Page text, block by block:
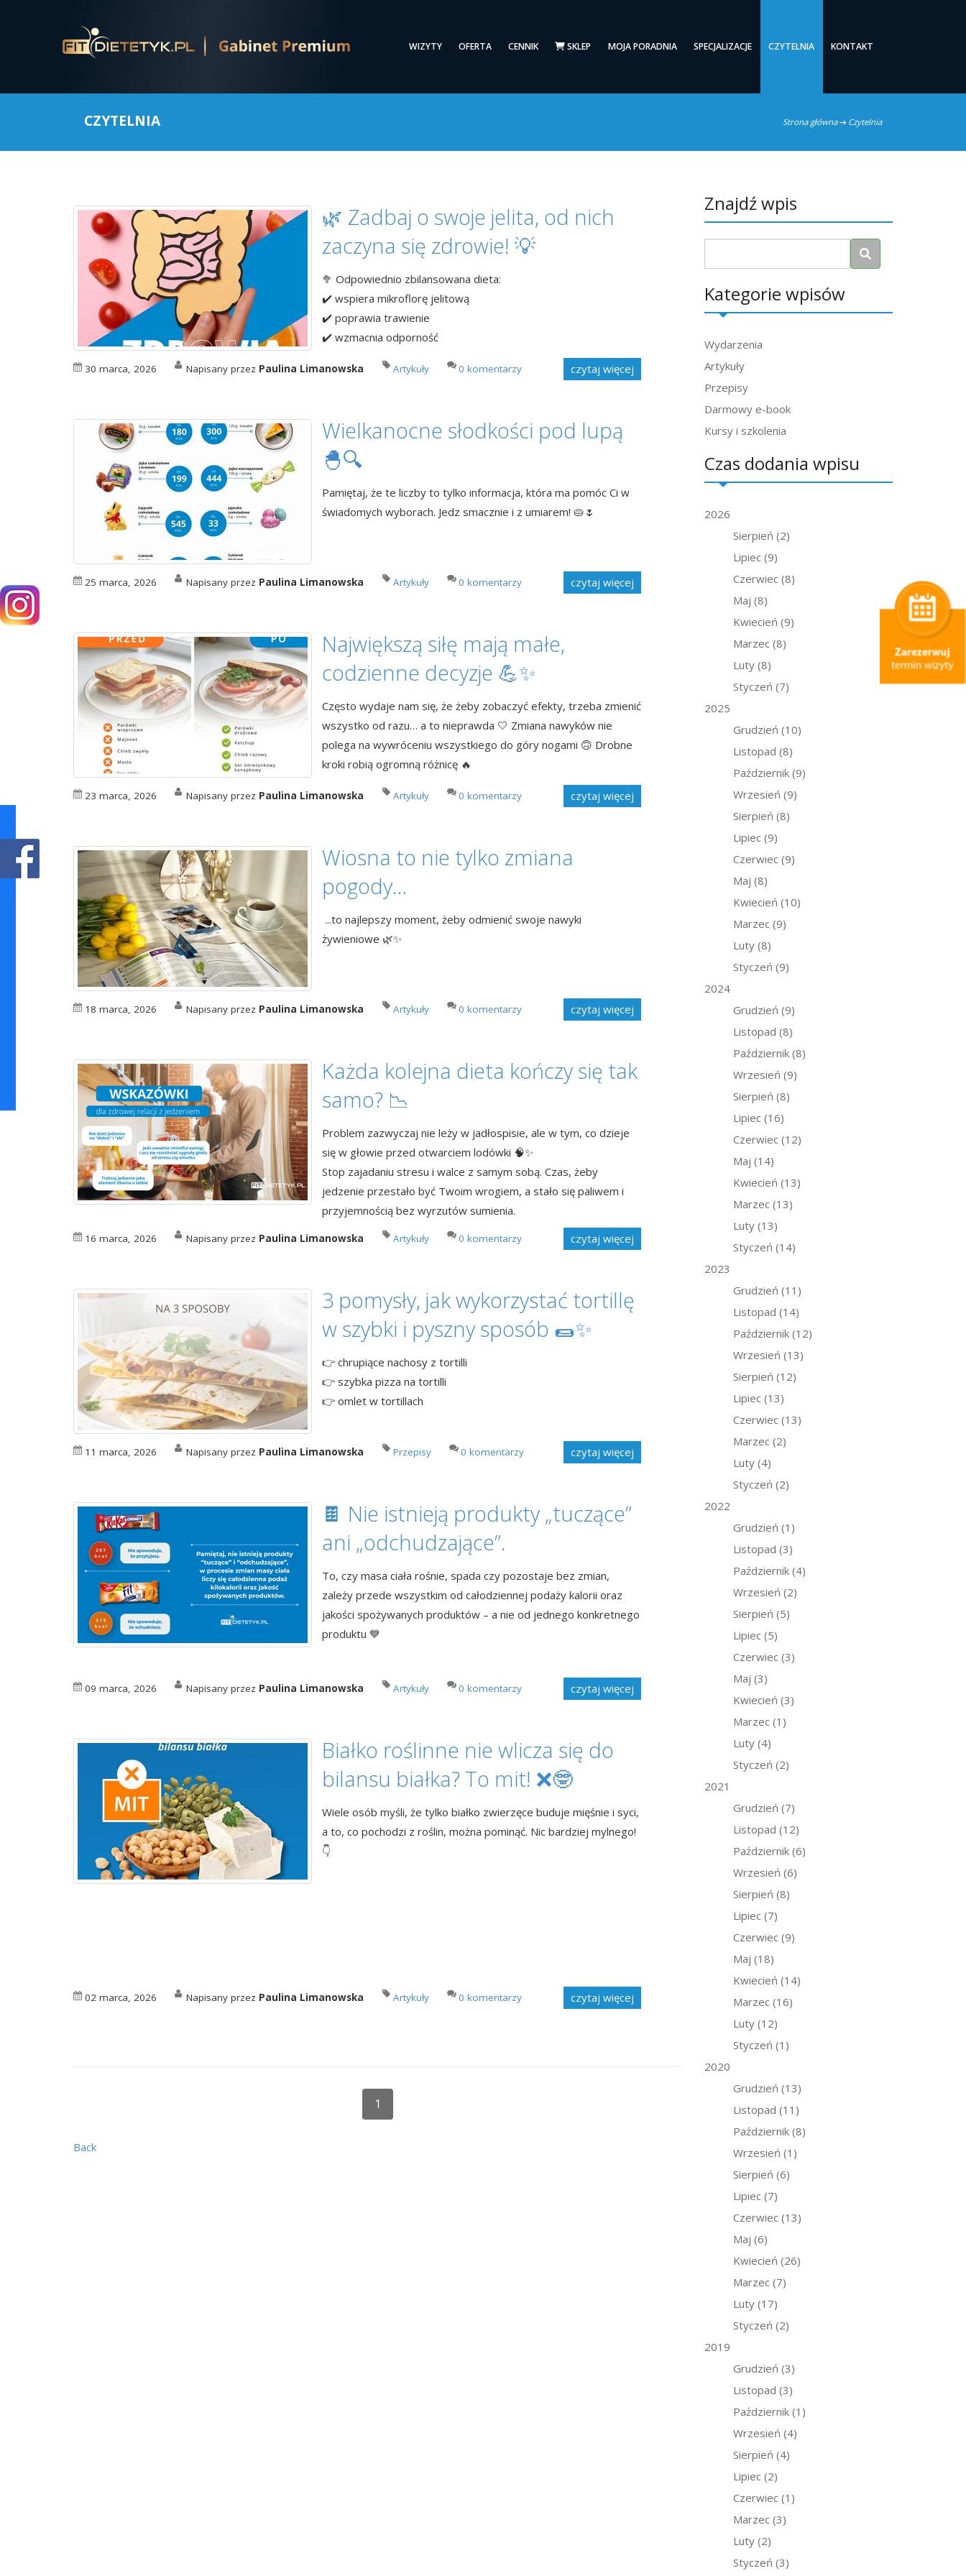
WIZYTY OFERTA CENNIK SKLEP MOJA PORADNIA SPECJALIZACJE CZYTELNIA KONTAKT
CZYTELNIA Strona główna Czytelnia
Znajdź wpis
Kategorie wpisów
Wydarzenia
Artykuły
Przepisy
Darmowy e-book
Kursy i szkolenia
Czas dodania wpisu
2026
Sierpień (2)
Lipiec (9)
Czerwiec (8)
Maj (8)
Kwiecień (9)
Marzec (8)
Luty (8)
Styczeń (7)
2025
Grudzień (10)
Listopad (8)
Październik (9)
Wrzesień (9)
Sierpień (8)
Lipiec (9)
Czerwiec (9)
Maj (8)
Kwiecień (10)
Marzec (9)
Luty (8)
Styczeń (9)
2024
Grudzień (9)
Listopad (8)
Październik (8)
Wrzesień (9)
Sierpień (8)
Lipiec (16)
Czerwiec (12)
Maj (14)
Kwiecień (13)
Marzec (13)
Luty (13)
Styczeń (14)
2023
Grudzień (11)
Listopad (14)
Październik (12)
Wrzesień (13)
Sierpień (12)
Lipiec (13)
Czerwiec (13)
Marzec (2)
Luty (4)
Styczeń (2)
2022
Grudzień (1)
Listopad (3)
Październik (4)
Wrzesień (2)
Sierpień (5)
Lipiec (5)
Czerwiec (3)
Maj (3)
Kwiecień (3)
Marzec (1)
Luty (4)
Styczeń (2)
2021
Grudzień (7)
Listopad (12)
Październik (6)
Wrzesień (6)
Sierpień (8)
Lipiec (7)
Czerwiec (9)
Maj (18)
Kwiecień (14)
Marzec (16)
Luty (12)
Styczeń (1)
2020
Grudzień (13)
Listopad (11)
Październik (8)
Wrzesień (1)
Sierpień (6)
Lipiec (7)
Czerwiec (13)
Maj (6)
Kwiecień (26)
Marzec (7)
Luty (17)
Styczeń (2)
2019
Grudzień (3)
Listopad (3)
Październik (1)
Wrzesień (4)
Sierpień (4)
Lipiec (2)
Czerwiec (1)
Marzec (3)
Luty (2)
Styczeń (3)
🌿 Zadbaj o swoje jelita, od nich
zaczyna się zdrowie! 💡
🥦 Odpowiednio zbilansowana dieta:
✔️ wspiera mikroflorę jelitową
✔️ poprawia trawienie
✔️ wzmacnia odporność
30 marca, 2026 Napisany przez Paulina Limanowska Artykuły 0 komentarzy czytaj więcej
Wielkanocne słodkości pod lupą
🐣🔍
Pamiętaj, że te liczby to tylko informacja, która ma pomóc Ci w
świadomych wyborach. Jedz smacznie i z umiarem! 🥧🌷
25 marca, 2026 Napisany przez Paulina Limanowska Artykuły 0 komentarzy czytaj więcej
Największą siłę mają małe,
codzienne decyzje 💪✨
Często wydaje nam się, że żeby zobaczyć efekty, trzeba zmienić
wszystko od razu… a to nieprawda 🤍 Zmiana nawyków nie
polega na wywróceniu wszystkiego do góry nogami 🙃 Drobne
kroki robią ogromną różnicę 🔥
23 marca, 2026 Napisany przez Paulina Limanowska Artykuły 0 komentarzy czytaj więcej
Wiosna to nie tylko zmiana
pogody…
...to najlepszy moment, żeby odmienić swoje nawyki
żywieniowe 🌿✨
18 marca, 2026 Napisany przez Paulina Limanowska Artykuły 0 komentarzy czytaj więcej
Każda kolejna dieta kończy się tak
samo? 📉
Problem zazwyczaj nie leży w jadłospisie, ale w tym, co dzieje
się w głowie przed otwarciem lodówki 🧠✨
Stop zajadaniu stresu i walce z samym sobą. Czas, żeby
jedzenie przestało być Twoim wrogiem, a stało się paliwem i
przyjemnością bez wyrzutów sumienia.
16 marca, 2026 Napisany przez Paulina Limanowska Artykuły 0 komentarzy czytaj więcej
3 pomysły, jak wykorzystać tortillę
w szybki i pyszny sposób 🌯✨
👉 chrupiące nachosy z tortilli
👉 szybka pizza na tortilli
👉 omlet w tortillach
11 marca, 2026 Napisany przez Paulina Limanowska Przepisy 0 komentarzy czytaj więcej
🍫 Nie istnieją produkty „tuczące”
ani „odchudzające”.
To, czy masa ciała rośnie, spada czy pozostaje bez zmian,
zależy przede wszystkim od całodziennej podaży kalorii oraz
jakości spożywanych produktów – a nie od jednego konkretnego
produktu 💙
09 marca, 2026 Napisany przez Paulina Limanowska Artykuły 0 komentarzy czytaj więcej
Białko roślinne nie wlicza się do
bilansu białka? To mit! ❌🤓
Wiele osób myśli, że tylko białko zwierzęce buduje mięśnie i syci,
a to, co pochodzi z roślin, można pominąć. Nic bardziej mylnego!
👇
02 marca, 2026 Napisany przez Paulina Limanowska Artykuły 0 komentarzy czytaj więcej
1
Back